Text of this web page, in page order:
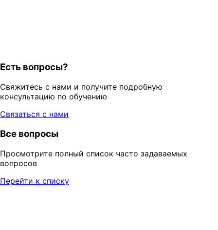
Есть вопросы?
Свяжитесь с нами и получите подробную
консультацию по обучению
Связаться с нами
Все вопросы
Просмотрите полный список часто задаваемых
вопросов
Перейти к списку